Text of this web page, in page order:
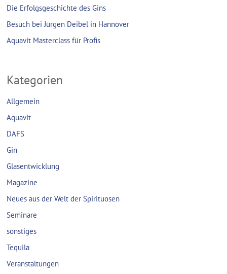
Die Erfolgsgeschichte des Gins
Besuch bei Jürgen Deibel in Hannover
Aquavit Masterclass für Profis
Kategorien
Allgemein
Aquavit
DAFS
Gin
Glasentwicklung
Magazine
Neues aus der Welt der Spirituosen
Seminare
sonstiges
Tequila
Veranstaltungen